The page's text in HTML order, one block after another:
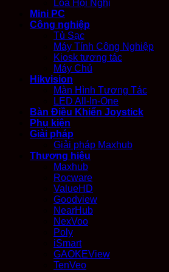
Loa Hội Nghị
Mini PC
Công nghiệp
Tủ Sạc
Máy Tính Công Nghiệp
Kiosk tương tác
Máy Chủ
Hikvision
Màn Hình Tương Tác
LED All-In-One
Bàn Điều Khiển Joystick
Phụ kiện
Giải pháp
Giải pháp Maxhub
Thương hiệu
Maxhub
Rocware
ValueHD
Goodview
NearHub
NexVoo
Poly
iSmart
GAOKEView
TenVeo